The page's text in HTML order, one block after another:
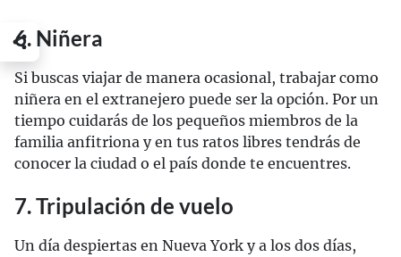
6. Niñera
Si buscas viajar de manera ocasional, trabajar como
niñera en el extranejero puede ser la opción. Por un
tiempo cuidarás de los pequeños miembros de la
familia anfitriona y en tus ratos libres tendrás de
conocer la ciudad o el país donde te encuentres.
7. Tripulación de vuelo
Un día despiertas en Nueva York y a los dos días,